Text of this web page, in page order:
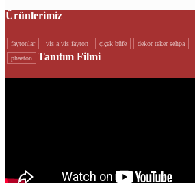
Ürünlerimiz
faytonlar vi̇s a vi̇s fayton çi̇çek büfe dekor teker sehpa
phaeton
Tanıtım Filmi